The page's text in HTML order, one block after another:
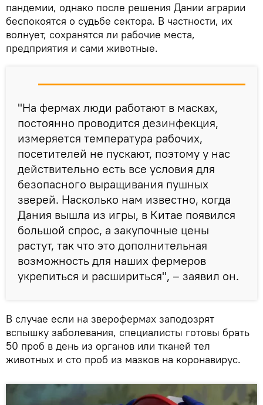
пандемии, однако после решения Дании аграрии
беспокоятся о судьбе сектора. В частности, их
волнует, сохранятся ли рабочие места,
предприятия и сами животные.
"На фермах люди работают в масках,
постоянно проводится дезинфекция,
измеряется температура рабочих,
посетителей не пускают, поэтому у нас
действительно есть все условия для
безопасного выращивания пушных
зверей. Насколько нам известно, когда
Дания вышла из игры, в Китае появился
большой спрос, а закупочные цены
растут, так что это дополнительная
возможность для наших фермеров
укрепиться и расшириться", – заявил он.
В случае если на зверофермах заподозрят
вспышку заболевания, специалисты готовы брать
50 проб в день из органов или тканей тел
животных и сто проб из мазков на коронавирус.